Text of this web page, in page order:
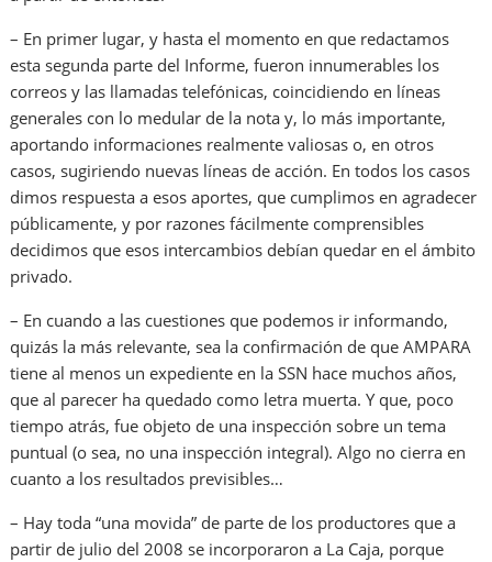
– En primer lugar, y hasta el momento en que redactamos
esta segunda parte del Informe, fueron innumerables los
correos y las llamadas telefónicas, coincidiendo en líneas
generales con lo medular de la nota y, lo más importante,
aportando informaciones realmente valiosas o, en otros
casos, sugiriendo nuevas líneas de acción. En todos los casos
dimos respuesta a esos aportes, que cumplimos en agradecer
públicamente, y por razones fácilmente comprensibles
decidimos que esos intercambios debían quedar en el ámbito
privado.
– En cuando a las cuestiones que podemos ir informando,
quizás la más relevante, sea la confirmación de que AMPARA
tiene al menos un expediente en la SSN hace muchos años,
que al parecer ha quedado como letra muerta. Y que, poco
tiempo atrás, fue objeto de una inspección sobre un tema
puntual (o sea, no una inspección integral). Algo no cierra en
cuanto a los resultados previsibles…
– Hay toda “una movida” de parte de los productores que a
partir de julio del 2008 se incorporaron a La Caja, porque